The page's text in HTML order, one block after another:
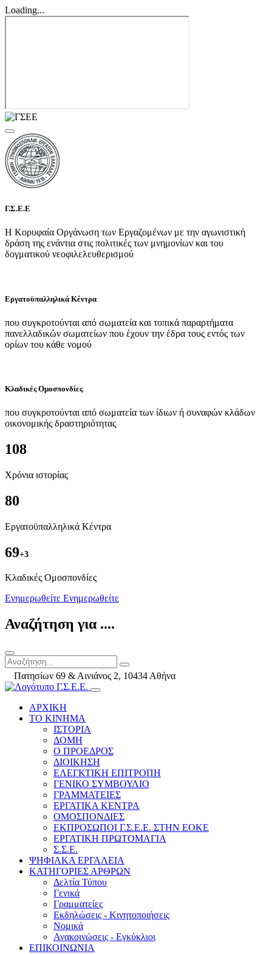
Loading...
Γ.Σ.Ε.Ε
Η Κορυφαία Οργάνωση των Εργαζομένων με την αγωνιστική
δράση της ενάντια στις πολιτικές των μνημονίων και του
δογματικού νεοφιλελευθερισμού
Εργατοϋπαλληλικά Κέντρα
που συγκροτούνται από σωματεία και τοπικά παραρτήματα
πανελλαδικών σωματείων που έχουν την έδρα τους εντός των
ορίων του κάθε νομού
Κλαδικές Ομοσπονδίες
που συγκροτούνται από σωματεία των ίδιων ή συναφών κλάδων
οικονομικής δραστηριότητας
108
Χρόνια ιστορίας
80
Εργατοϋπαλληλικά Κέντρα
69+3
Kλαδικές Ομοσπονδίες
Ενημερωθείτε Ενημερωθείτε
Αναζήτηση για ....
Πατησίων 69 & Αινιάνος 2, 10434 Αθήνα
ΑΡΧΙΚΗ
ΤΟ ΚΙΝΗΜΑ
ΙΣΤΟΡΙΑ
ΔΟΜΗ
Ο ΠΡΟΕΔΡΟΣ
ΔΙΟΙΚΗΣΗ
ΕΛΕΓΚΤΙΚΗ ΕΠΙΤΡΟΠΗ
ΓΕΝΙΚΟ ΣΥΜΒΟΥΛΙΟ
ΓΡΑΜΜΑΤΕΙΕΣ
ΕΡΓΑΤΙΚΑ ΚΕΝΤΡΑ
ΟΜΟΣΠΟΝΔΙΕΣ
ΕΚΠΡΟΣΩΠΟΙ Γ.Σ.Ε.Ε. ΣΤΗΝ ΕΟΚΕ
ΕΡΓΑΤΙΚΗ ΠΡΩΤΟΜΑΓΙΑ
Σ.Σ.Ε.
ΨΗΦΙΑΚΑ ΕΡΓΑΛΕΙΑ
ΚΑΤΗΓΟΡΙΕΣ ΑΡΘΡΩΝ
Δελτία Τύπου
Γενικά
Γραμματείες
Εκδηλώσεις - Κινητοποιήσεις
Νομικά
Ανακοινώσεις - Εγκύκλιοι
ΕΠΙΚΟΙΝΩΝΙΑ